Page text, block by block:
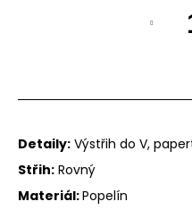
Detaily: Výstřih do V,
Střih: Rovný
Materiál:Popelín